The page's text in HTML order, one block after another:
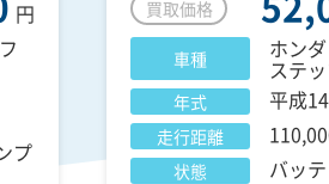
円
プ
買取価格
車種 ホンダ
ステ
年式 平成
走行距離
状態 バッ